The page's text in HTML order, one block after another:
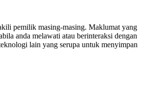
pemilik masing-masing. Maklumat yang
anda melawati atau berinteraksi dengan
lain yang serupa untuk menyimpan